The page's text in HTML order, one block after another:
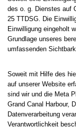
des o. g. Dienstes auf
25 TTDSG. Die
Einwilligung eingeholt
Grundlage unseres
umfassenden
Soweit mit Hilfe des
auf unserer Website
sind wir und die Meta
Grand Canal Harbour,
Datenverarbeitung
Verantwortlichkeit